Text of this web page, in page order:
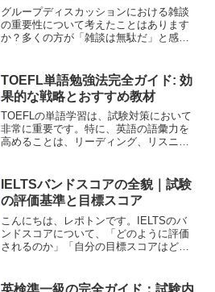
グループディスカッションにおける雑談
の重要性について考えたことはあります
か？多くの方が「雑談は無駄だ」と感じ
グループディスカッションにおける雑談
の重要性と成功の秘訣につ...
TOEFL単語勉強法完全ガイド: 効
果的な戦略とおすすめ教材
TOEFLの単語学習は、試験対策において
非常に重要です。特に、英語の語彙力を
高めることは、リーディング、リスニン
「TOEFLの単語を覚えられない」「どの
単語帳を使えばい...
IELTSバンドスコアの全貌｜試験
の評価基準と目標スコア
こんにちは、レポトンです。IELTSのバ
ンドスコアについて、「どのように評価
されるのか」「自分の目標スコアはどれ
の全貌を、わかりやすく解説します！レ
英検準一級の完全ガイド：試験内